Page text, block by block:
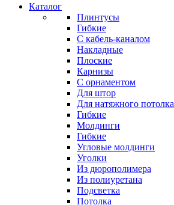
Каталог
Плинтусы
Гибкие
C кабель-каналом
Накладные
Плоские
Карнизы
С орнаментом
Для штор
Для натяжного потолка
Гибкие
Молдинги
Гибкие
Угловые молдинги
Уголки
Из дюрополимера
Из полиуретана
Подсветка
Потолка